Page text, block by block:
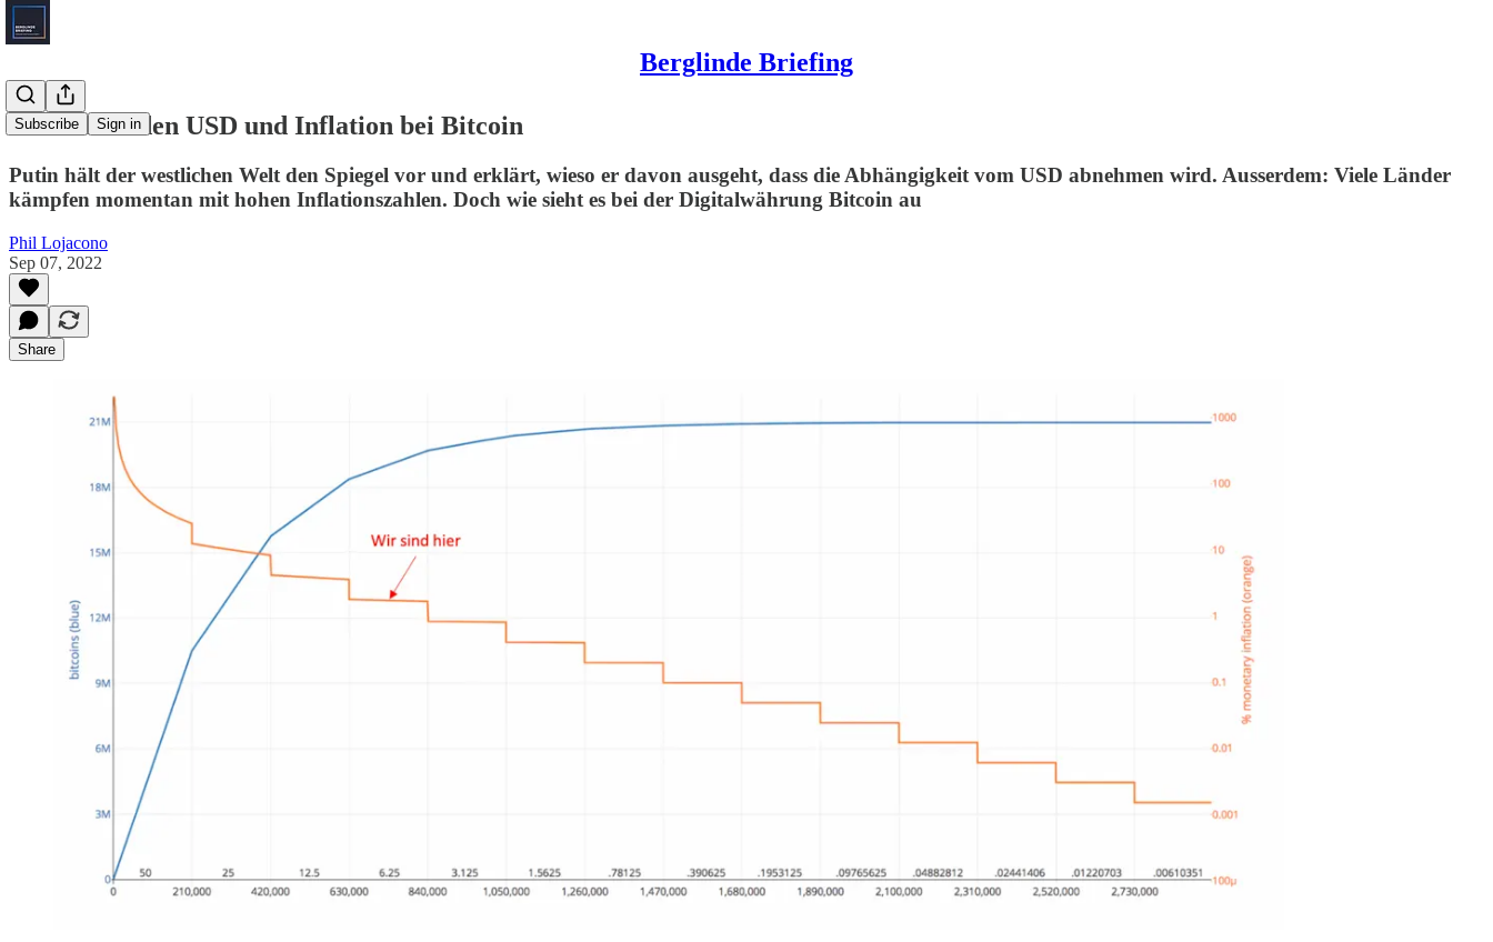
Berglinde Briefing
Subscribe Sign in
Putin über den USD und Inflation bei Bitcoin
Putin hält der westlichen Welt den Spiegel vor und erklärt, wieso er davon ausgeht, dass die Abhängigkeit vom USD abnehmen wird. Ausserdem: Viele Länder
kämpfen momentan mit hohen Inflationszahlen. Doch wie sieht es bei der Digitalwährung Bitcoin au
Phil Lojacono
Sep 07, 2022
Share